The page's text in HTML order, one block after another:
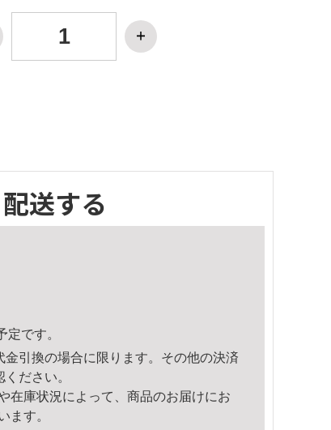
配送する
です。
引換の場合に限ります。その他の決済
ください。
在庫状況によって、商品のお届けにお
ます。